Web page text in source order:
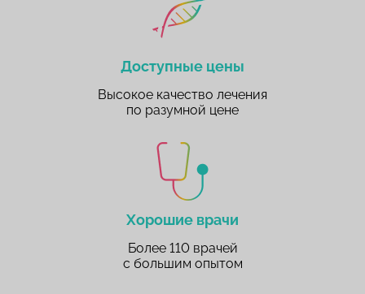
Доступные цены
Высокое качество лечения
по разумной цене
Хорошие врачи
Более 110 врачей
с большим опытом